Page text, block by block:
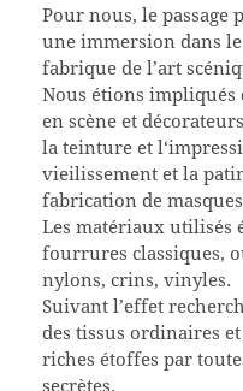
Pour nous, le passage
une immersion dans
fabrique de l’art
Nous étions impliqués
en scène et
la teinture et
vieilissement et la
fabrication de masques
Les matériaux utilisés
fourrures classiques,
nylons, crins, vinyles.
Suivant l’effet
des tissus ordinaires
riches étoffes par
secrètes.